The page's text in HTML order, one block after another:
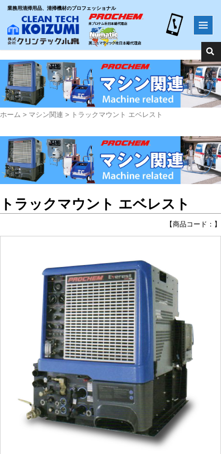
業務用清掃用品、清掃機材のプロフェッショナル
ホーム > マシン関連 > トラックマウント エベレスト
トラックマウント エベレスト
【商品コード：】